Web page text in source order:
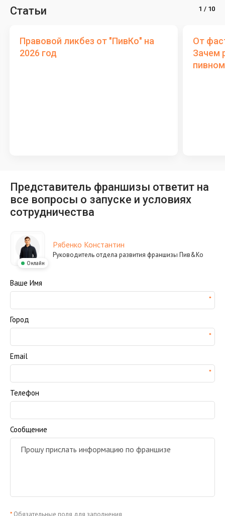
Статьи
Правовой ликбез от "ПивКо" на
2026 год
От
Зачем
Представитель франшизы ответит на
все вопросы о запуске и условиях
сотрудничества
Онлайн
Рябенко Константин
Руководитель отдела развития франшизы Пив&Ко
Ваше Имя
Город
Email
Телефон
Сообщение